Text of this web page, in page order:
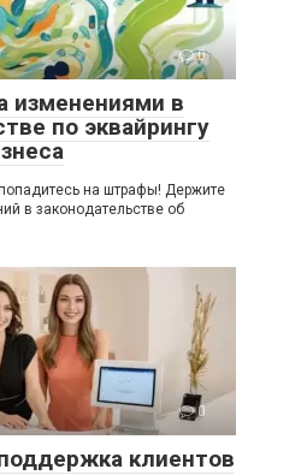
0
изменениями в
по эквайрингу
на штрафы! Держите
в законодательстве об
0
клиентов